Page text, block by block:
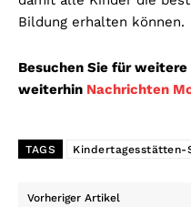
Bildung erhalten können.
Besuchen Sie für
weiterhin Nachrichten
TAGS Kindertagesstätten-
Vorheriger Artikel